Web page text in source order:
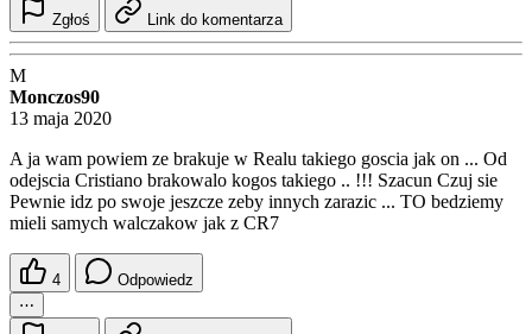
Zgłoś Link do komentarza
M
Monczos90
13 maja 2020
A ja wam powiem ze brakuje w Realu takiego goscia jak on ... Od
odejscia Cristiano brakowalo kogos takiego .. !!! Szacun Czuj sie
Pewnie idz po swoje jeszcze zeby innych zarazic ... TO bedziemy
mieli samych walczakow jak z CR7
4
Odpowiedz
⋯